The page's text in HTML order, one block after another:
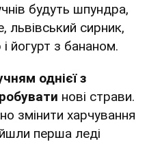
будуть шпундра,
львівський сирник,
йогурт з бананом.
однієї з
нові страви.
змінити харчування
перша леді